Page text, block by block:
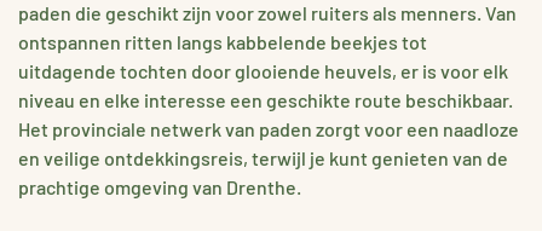
paden die geschikt zijn voor zowel ruiters als menners. Van
ontspannen ritten langs kabbelende beekjes tot
uitdagende tochten door glooiende heuvels, er is voor elk
niveau en elke interesse een geschikte route beschikbaar.
Het provinciale netwerk van paden zorgt voor een naadloze
en veilige ontdekkingsreis, terwijl je kunt genieten van de
prachtige omgeving van Drenthe.